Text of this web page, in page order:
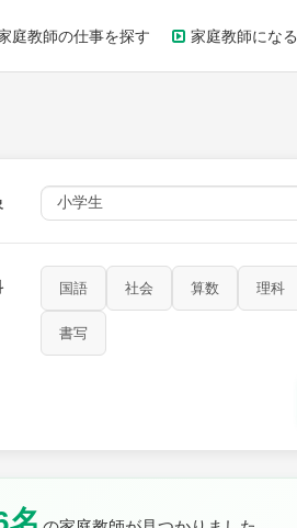
庭教師の仕事を探す 家庭教師になる
国語 社会 算数 理科
書写